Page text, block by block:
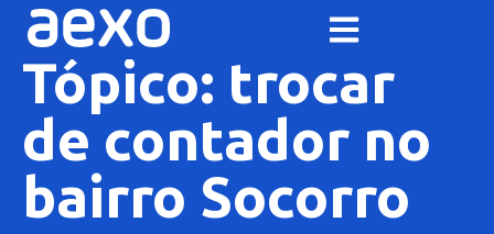
Tópico: trocar
de contador no
bairro Socorro